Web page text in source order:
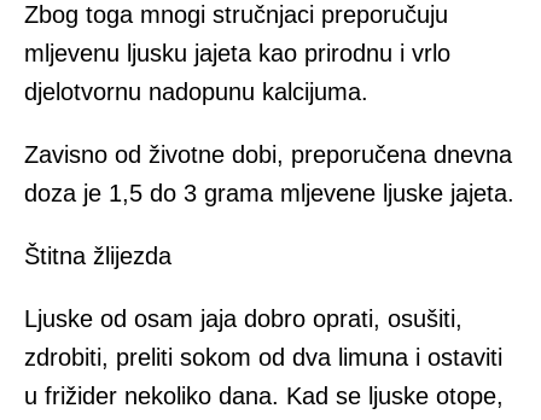
Zbog toga mnogi stručnjaci preporučuju
mljevenu ljusku jajeta kao prirodnu i vrlo
djelotvornu nadopunu kalcijuma.
Zavisno od životne dobi, preporučena dnevna
doza je 1,5 do 3 grama mljevene ljuske jajeta.
Štitna žlijezda
Ljuske od osam jaja dobro oprati, osušiti,
zdrobiti, preliti sokom od dva limuna i ostaviti
u frižider nekoliko dana. Kad se ljuske otope,